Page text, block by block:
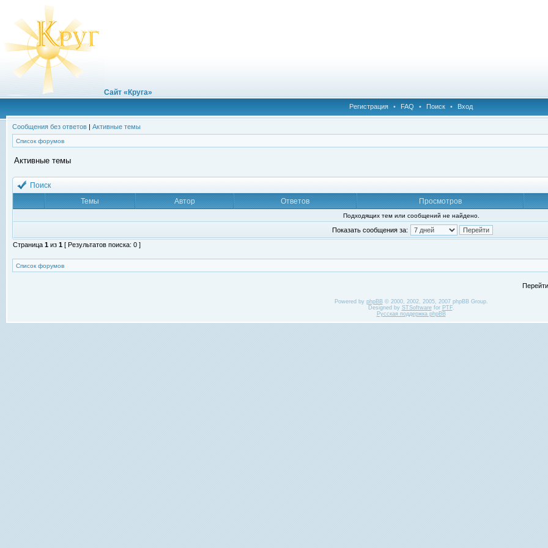
Сайт «Круга»
Регистрация • FAQ • Поиск • Вход
Сообщения без ответов | Активные темы
Список форумов
Активные темы
Поиск
Темы
Автор Ответов Просмотров
Подходящих тем или сообщений не найдено.
Показать сообщения за:
Страница 1 из 1 [ Результатов поиска: 0 ]
Список форумов
Powered by phpBB© 2000, 2002, 2005, 2007 phpBB Group.
Designed by STSoftwarefor PTF.
Русская поддержка phpBB